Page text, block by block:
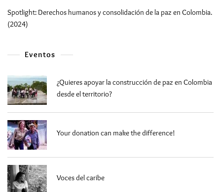
Spotlight: Derechos humanos y consolidación de la paz en Colombia.
(2024)
Eventos
¿Quieres apoyar la construcción de paz en Colombia
desde el territorio?
Your donation can make the difference!
Voces del caribe